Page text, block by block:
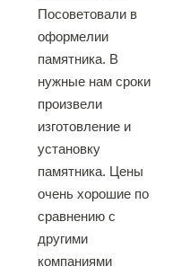
Посоветовали в
оформелии
памятника. В
нужные нам сроки
произвели
изготовление и
установку
памятника. Цены
очень хорошие по
сравнению с
другими
компаниями